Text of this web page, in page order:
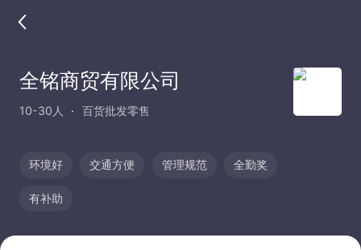
全铭商贸有限公司
10-30人 百货批发零售
环境好 交通方便 管理规范 全勤奖
有补助